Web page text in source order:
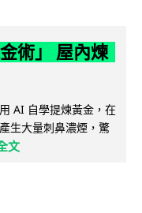
術」 屋內煉
AI 自學提煉黃金，在
生大量刺鼻濃煙，驚
文